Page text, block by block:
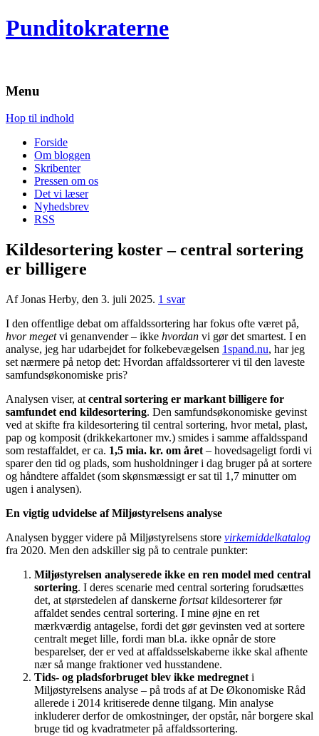
Punditokraterne
Menu
Hop til indhold
Forside
Om bloggen
Skribenter
Pressen om os
Det vi læser
Nyhedsbrev
RSS
Kildesortering koster – central sortering
er billigere
Af Jonas Herby, den 3. juli 2025. 1 svar
I den offentlige debat om affaldssortering har fokus ofte været på,
hvor megetvi genanvender – ikke hvordan vi gør det smartest. I en
analyse, jeg har udarbejdet for folkebevægelsen 1spand.nu, har jeg
set nærmere på netop det: Hvordan affaldssorterer vi til den laveste
samfundsøkonomiske pris?
Analysen viser, at central sortering er markant billigere for
samfundet end kildesortering. Den samfundsøkonomiske gevinst
ved at skifte fra kildesortering til central sortering, hvor metal, plast,
pap og komposit (drikkekartoner mv.) smides i samme affaldsspand
som restaffaldet, er ca. 1,5 mia. kr. om året – hovedsageligt fordi vi
sparer den tid og plads, som husholdninger i dag bruger på at sortere
og håndtere affaldet (som skønsmæssigt er sat til 1,7 minutter om
ugen i analysen).
En vigtig udvidelse af Miljøstyrelsens analyse
Analysen bygger videre på Miljøstyrelsens store virkemiddelkatalog
fra 2020. Men den adskiller sig på to centrale punkter:
Miljøstyrelsen analyserede ikke en ren model med central
sortering. I deres scenarie med central sortering forudsættes
det, at størstedelen af danskerne fortsatkildesorterer før
affaldet sendes central sortering. I mine øjne en ret
mærkværdig antagelse, fordi det gør gevinsten ved at sortere
centralt meget lille, fordi man bl.a. ikke opnår de store
besparelser, der er ved at affaldsselskaberne ikke skal afhente
nær så mange fraktioner ved husstandene.
Tids- og pladsforbruget blev ikke medregnet i
Miljøstyrelsens analyse – på trods af at De Økonomiske Råd
allerede i 2014 kritiserede denne tilgang. Min analyse
inkluderer derfor de omkostninger, der opstår, når borgere skal
bruge tid og kvadratmeter på affaldssortering.